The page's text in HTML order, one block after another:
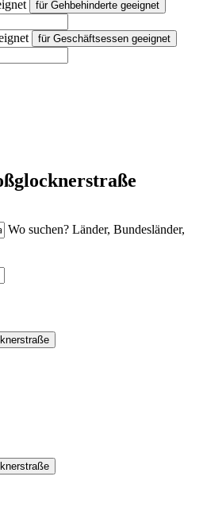
für Gehbehinderte geeignet
für Geschäftsessen geeignet
Wo suchen? Länder, Bundesländer,